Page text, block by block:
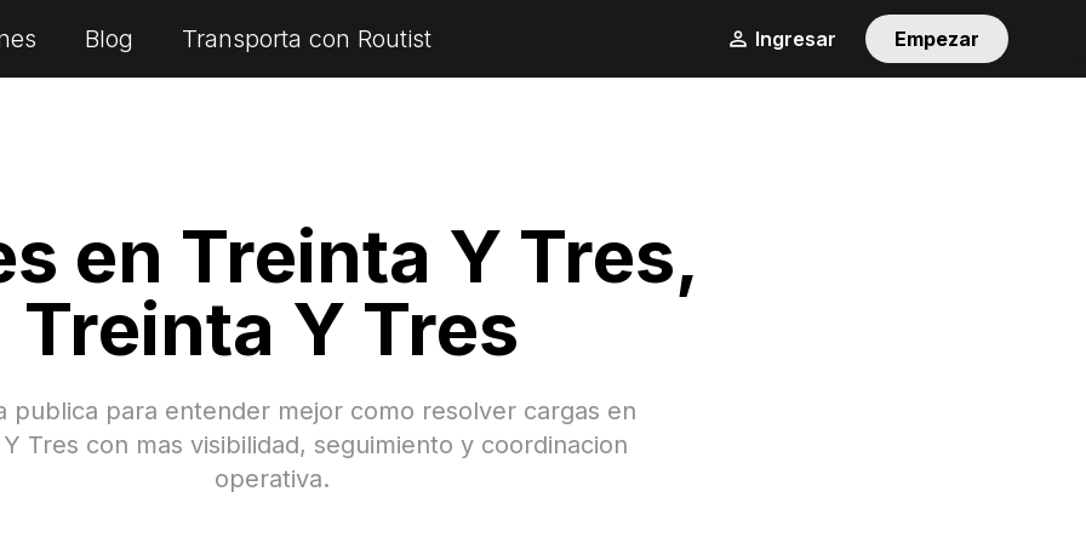
Blog Transporta con Routist Ingresar Empezar
en Treinta Y Tres,
Treinta Y Tres
publica para entender mejor como resolver cargas en
Tres con mas visibilidad, seguimiento y coordinacion
operativa.